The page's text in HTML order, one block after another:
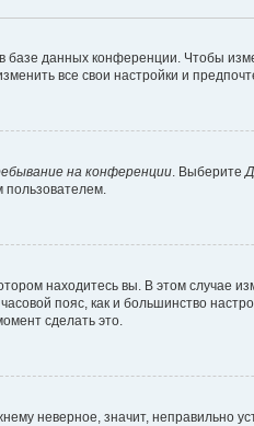
базе данных конференции. Чтобы
все свои настройки и
на конференции. Выберите
пользователем.
находитесь вы. В этом случае
пояс, как и большинство
сделать это.
неверное, значит, неправильно